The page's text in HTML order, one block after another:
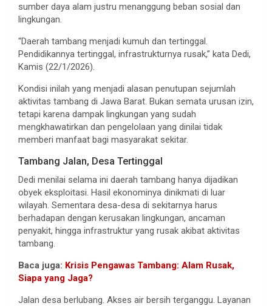
sumber daya alam justru menanggung beban sosial dan
lingkungan.
“Daerah tambang menjadi kumuh dan tertinggal.
Pendidikannya tertinggal, infrastrukturnya rusak,” kata Dedi,
Kamis (22/1/2026).
Kondisi inilah yang menjadi alasan penutupan sejumlah
aktivitas tambang di Jawa Barat. Bukan semata urusan izin,
tetapi karena dampak lingkungan yang sudah
mengkhawatirkan dan pengelolaan yang dinilai tidak
memberi manfaat bagi masyarakat sekitar.
Tambang Jalan, Desa Tertinggal
Dedi menilai selama ini daerah tambang hanya dijadikan
obyek eksploitasi. Hasil ekonominya dinikmati di luar
wilayah. Sementara desa-desa di sekitarnya harus
berhadapan dengan kerusakan lingkungan, ancaman
penyakit, hingga infrastruktur yang rusak akibat aktivitas
tambang.
Baca juga: Krisis Pengawas Tambang: Alam Rusak,
Siapa yang Jaga?
Jalan desa berlubang. Akses air bersih terganggu. Layanan